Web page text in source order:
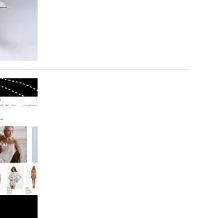
1047 заявок. Примерно
прислали дизайнеры,
не были представлены в…
свои новинки на Euro
Guangzhou Lihuang Footwear
в 2011 году и расположенная в
Китая, является
обувной компанией,
производство и…